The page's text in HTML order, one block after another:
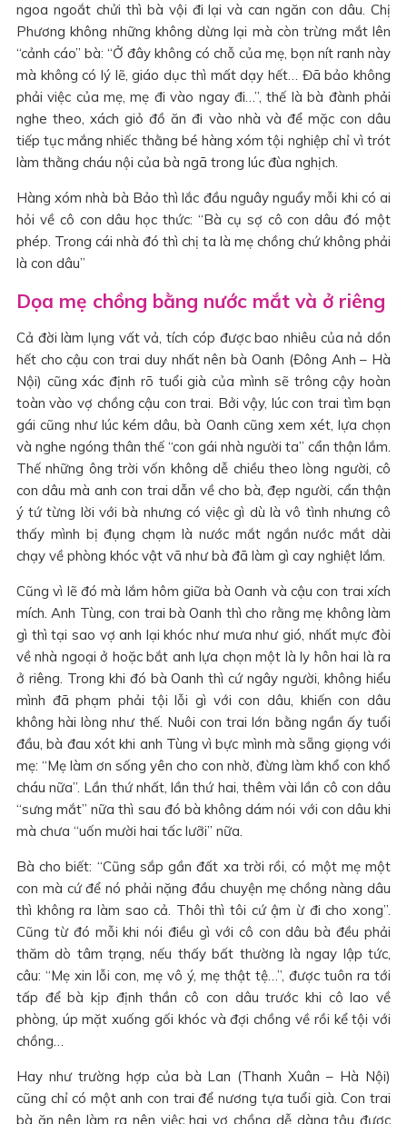
ngoa ngoắt chửi thì bà vội đi lại và can ngăn con dâu. Chị
Phương không những không dừng lại mà còn trừng mắt lên
“cảnh cáo” bà: “Ở đây không có chỗ của mẹ, bọn nít ranh này
mà không có lý lẽ, giáo dục thì mất dạy hết… Đã bảo không
phải việc của mẹ, mẹ đi vào ngay đi…”, thế là bà đành phải
nghe theo, xách giỏ đồ ăn đi vào nhà và để mặc con dâu
tiếp tục mắng nhiếc thằng bé hàng xóm tội nghiệp chỉ vì trót
làm thằng cháu nội của bà ngã trong lúc đùa nghịch.
Hàng xóm nhà bà Bảo thì lắc đầu nguây nguẩy mỗi khi có ai
hỏi về cô con dâu học thức: “Bà cụ sợ cô con dâu đó một
phép. Trong cái nhà đó thì chị ta là mẹ chồng chứ không phải
là con dâu”
Dọa mẹ chồng bằng nước mắt và ở riêng
Cả đời làm lụng vất vả, tích cóp được bao nhiêu của nả dồn
hết cho cậu con trai duy nhất nên bà Oanh (Đông Anh – Hà
Nội) cũng xác định rõ tuổi già của mình sẽ trông cậy hoàn
toàn vào vợ chồng cậu con trai. Bởi vậy, lúc con trai tìm bạn
gái cũng như lúc kém dâu, bà Oanh cũng xem xét, lựa chọn
và nghe ngóng thân thế “con gái nhà người ta” cẩn thận lắm.
Thế những ông trời vốn không dễ chiều theo lòng người, cô
con dâu mà anh con trai dẫn về cho bà, đẹp người, cẩn thận
ý tứ từng lời với bà nhưng có việc gì dù là vô tình nhưng cô
thấy mình bị đụng chạm là nước mắt ngắn nước mắt dài
chạy về phòng khóc vật vã như bà đã làm gì cay nghiệt lắm.
Cũng vì lẽ đó mà lắm hôm giữa bà Oanh và cậu con trai xích
mích. Anh Tùng, con trai bà Oanh thì cho rằng mẹ không làm
gì thì tại sao vợ anh lại khóc như mưa như gió, nhất mực đòi
về nhà ngoại ở hoặc bắt anh lựa chọn một là ly hôn hai là ra
ở riêng. Trong khi đó bà Oanh thì cứ ngây người, không hiểu
mình đã phạm phải tội lỗi gì với con dâu, khiến con dâu
không hài lòng như thế. Nuôi con trai lớn bằng ngần ấy tuổi
đầu, bà đau xót khi anh Tùng vì bực mình mà sẵng giọng với
mẹ: “Mẹ làm ơn sống yên cho con nhờ, đừng làm khổ con khổ
cháu nữa”. Lần thứ nhất, lần thứ hai, thêm vài lần cô con dâu
“sưng mắt” nữa thì sau đó bà không dám nói với con dâu khi
mà chưa “uốn mười hai tấc lưỡi” nữa.
Bà cho biết: “Cũng sắp gần đất xa trời rồi, có một mẹ một
con mà cứ để nó phải nặng đầu chuyện mẹ chồng nàng dâu
thì không ra làm sao cả. Thôi thì tôi cứ ậm ừ đi cho xong”.
Cũng từ đó mỗi khi nói điều gì với cô con dâu bà đều phải
thăm dò tâm trạng, nếu thấy bất thường là ngay lập tức,
câu: “Mẹ xin lỗi con, mẹ vô ý, mẹ thật tệ…”, được tuôn ra tới
tấp để bà kịp định thần cô con dâu trước khi cô lao về
phòng, úp mặt xuống gối khóc và đợi chồng về rồi kể tội với
chồng…
Hay như trường hợp của bà Lan (Thanh Xuân – Hà Nội)
cũng chỉ có một anh con trai để nương tựa tuổi già. Con trai
bà ăn nên làm ra nên việc hai vợ chồng dễ dàng tậu được